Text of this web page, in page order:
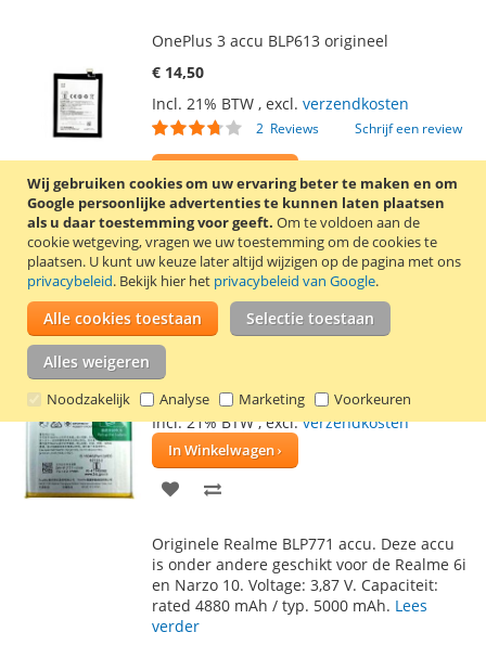
Wij gebruiken cookies om uw ervaring beter te maken en om
Google persoonlijke advertenties te kunnen laten plaatsen
als u daar toestemming voor geeft. Om te voldoen aan de
cookie wetgeving, vragen we uw toestemming om de cookies te
plaatsen. U kunt uw keuze later altijd wijzigen op de pagina met ons
privacybeleid. Bekijk hier het privacybeleid van Google.
Alle cookies toestaan Selectie toestaan
Alles weigeren
Noodzakelijk Analyse Marketing Voorkeuren
OnePlus 3 accu BLP613 origineel
€ 14,50
Incl. 21% BTW , excl. verzendkosten
Waardering:
2 Reviews Schrijf een review
VOEG
TOE
AAN
VERLANGLIJST
TOEVOEGEN
OM
TE
VERGELIJKEN
Originele OnePlus BLP613 accu. Deze accu
is onder andere geschikt voor de OnePlus
3.Lees verder
€ 19,95
Incl. 21% BTW, excl.verzendkosten
In Winkelwagen
VOEG
AAN
VERLANGLIJST
TE
VERGELIJKEN
Originele Realme BLP771 accu. Deze accu
is onder andere geschikt voor de Realme 6i
en Narzo 10. Voltage: 3,87 V. Capaciteit:
rated 4880 mAh / typ. 5000 mAh. Lees
verder